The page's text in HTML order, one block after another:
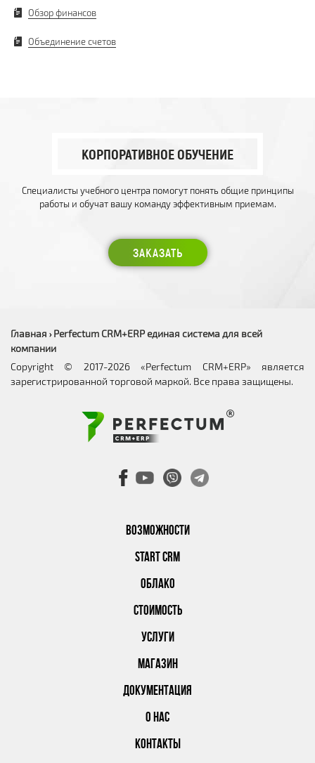
Обзор финансов
Объединение счетов
КОРПОРАТИВНОЕ ОБУЧЕНИЕ
Специалисты учебного центра помогут понять общие принципы
работы и обучат вашу команду эффективным приемам.
ЗАКАЗАТЬ
ВОЗМОЖНОСТИ
START CRM
ОБЛАКО
СТОИМОСТЬ
УСЛУГИ
МАГАЗИН
ДОКУМЕНТАЦИЯ
О НАС
КОНТАКТЫ
Главная › Perfectum CRM+ERP единая система для всей
компании
Copyright © 2017-2026 «Perfectum CRM+ERP» является
зарегистрированной торговой маркой. Все права защищены.